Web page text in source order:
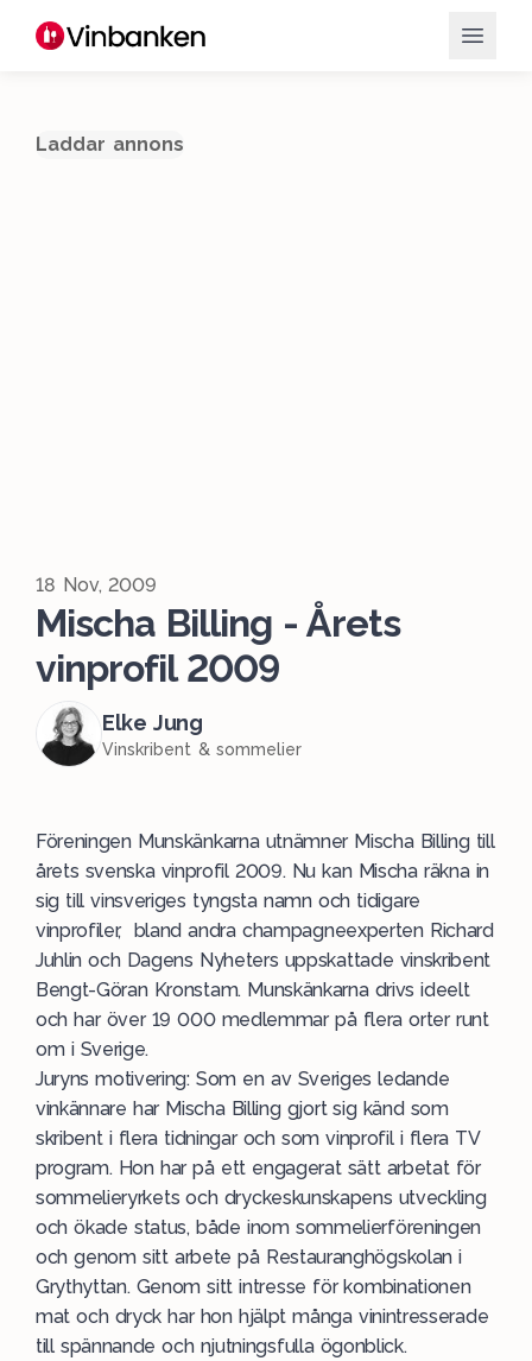
Laddar annons
18 Nov, 2009
Mischa Billing - Årets
vinprofil 2009
Elke Jung
Vinskribent & sommelier
Föreningen Munskänkarna utnämner Mischa Billing till
årets svenska vinprofil 2009. Nu kan Mischa räkna in
sig till vinsveriges tyngsta namn och tidigare
vinprofiler, bland andra champagneexperten Richard
Juhlin och Dagens Nyheters uppskattade vinskribent
Bengt-Göran Kronstam. Munskänkarnadrivs ideelt
och har över 19 000 medlemmar på flera orter runt
om i Sverige.
Juryns motivering: Som en av Sveriges ledande
vinkännare har Mischa Billing gjort sig känd som
skribent i flera tidningar och som vinprofil i flera TV
program. Hon har på ett engagerat sätt arbetat för
sommelieryrkets och dryckeskunskapens utveckling
och ökade status, både inom sommelierföreningen
och genom sitt arbete på Restauranghögskolan i
Grythyttan. Genom sitt intresse för kombinationen
mat och dryck har hon hjälpt många vinintresserade
till spännande och njutningsfulla ögonblick.